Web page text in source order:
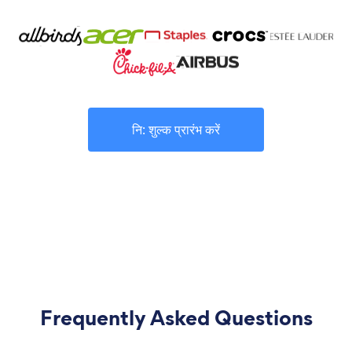
नि: शुल्क प्रारंभ करें
Frequently Asked Questions